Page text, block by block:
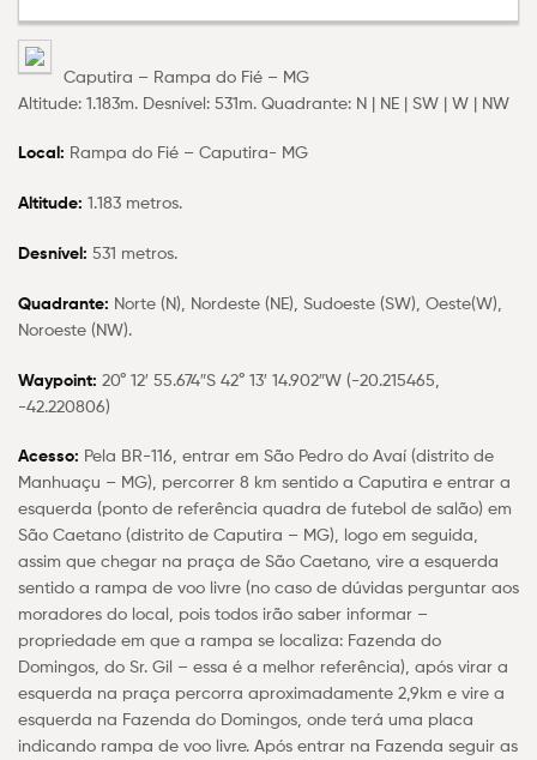
Caputira – Rampa do Fié – MG
Altitude: 1.183m. Desnível: 531m. Quadrante: N | NE | SW | W | NW
Local: Rampa do Fié – Caputira- MG
Altitude: 1.183 metros.
Desnível: 531 metros.
Quadrante: Norte (N), Nordeste (NE), Sudoeste (SW), Oeste(W),
Noroeste (NW).
Waypoint: 20° 12′ 55.674″S 42° 13′ 14.902″W (-20.215465,
-42.220806)
Acesso: Pela BR-116, entrar em São Pedro do Avaí (distrito de
Manhuaçu – MG), percorrer 8 km sentido a Caputira e entrar a
esquerda (ponto de referência quadra de futebol de salão) em
São Caetano (distrito de Caputira – MG), logo em seguida,
assim que chegar na praça de São Caetano, vire a esquerda
sentido a rampa de voo livre (no caso de dúvidas perguntar aos
moradores do local, pois todos irão saber informar –
propriedade em que a rampa se localiza: Fazenda do
Domingos, do Sr. Gil – essa é a melhor referência), após virar a
esquerda na praça percorra aproximadamente 2,9km e vire a
esquerda na Fazenda do Domingos, onde terá uma placa
indicando rampa de voo livre. Após entrar na Fazenda seguir as